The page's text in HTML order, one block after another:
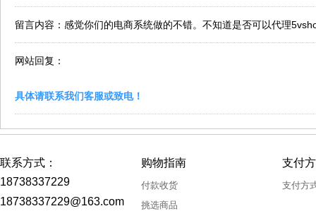
留言内容：感觉你们的电商系统做的不错。不知道是否可以代理
网站回复：
具体请联系我们客服或致电！
联系方式：
18738337229
18738337229@163.com
购物指南
付款收货
挑选商品
支付
支付方